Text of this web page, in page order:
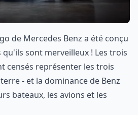
de Mercedes Benz a été conçu
sont merveilleux ! Les trois
censés représenter les trois
- et la dominance de Benz
bateaux, les avions et les